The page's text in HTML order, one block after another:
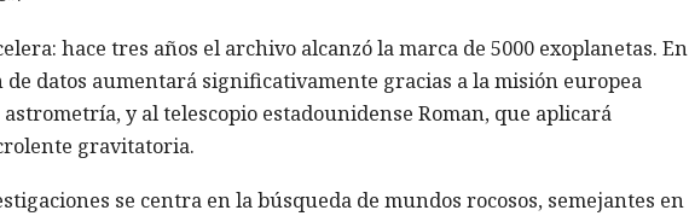
hace tres años el archivo alcanzó la marca de 5000 exoplanetas. En
datos aumentará significativamente gracias a la misión europea
y al telescopio estadounidense Roman, que aplicará
gravitatoria.
se centra en la búsqueda de mundos rocosos, semejantes en